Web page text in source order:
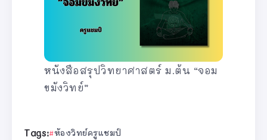
หนังสือสรุปวิทยาศาสตร์ ม.ต้น “จอม
ขมังวิทย์”
Tags: ห้องวิทย์ครูแชมป์